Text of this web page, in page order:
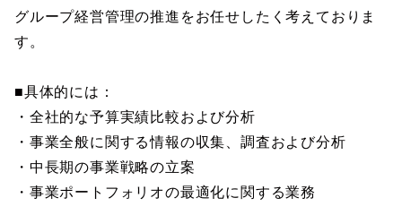
グループ経営管理の推進をお任せしたく考えておりま
す。
■具体的には：
・全社的な予算実績比較および分析
・事業全般に関する情報の収集、調査および分析
・中長期の事業戦略の立案
・事業ポートフォリオの最適化に関する業務